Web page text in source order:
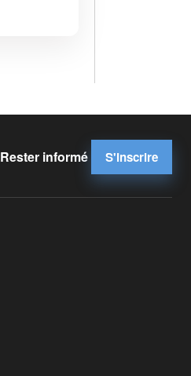
Rester informé S'inscrire